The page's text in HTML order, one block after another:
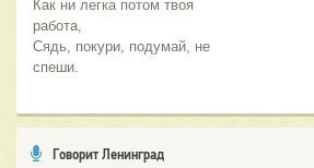
Как ни легка потом твоя
Сядь, покури, подумай, не
спеши.
Говорит Ленинград